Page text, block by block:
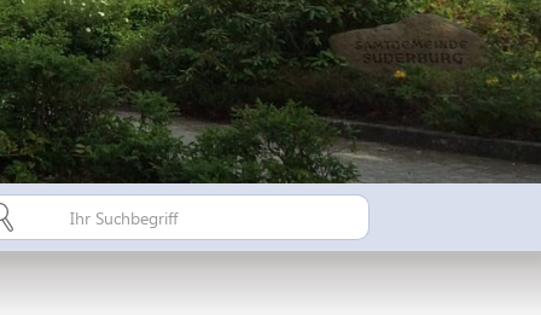
Land
Bürgerinfo A-Z
Dorfregion /
Suderburg - Stahlbachtal